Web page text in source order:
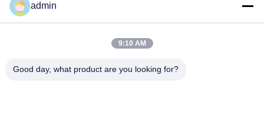
admin
9:10 AM
Good day, what product are you looking for?